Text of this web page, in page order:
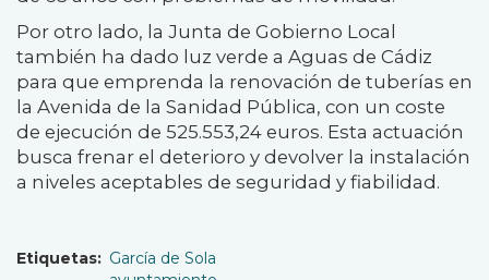
Por otro lado, la Junta de Gobierno Local
también ha dado luz verde a Aguas de Cádiz
para que emprenda la renovación de tuberías en
la Avenida de la Sanidad Pública, con un coste
de ejecución de 525.553,24 euros. Esta actuación
busca frenar el deterioro y devolver la instalación
a niveles aceptables de seguridad y fiabilidad.
Etiquetas
García de Sola